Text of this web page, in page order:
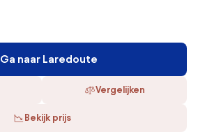
Ga naar Laredoute
Vergelijken
Bekijk prijs